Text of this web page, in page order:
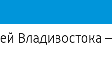
Владивостока